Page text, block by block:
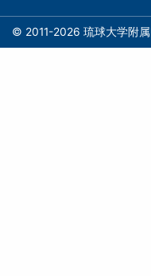
© 2011-2026 琉球大学附